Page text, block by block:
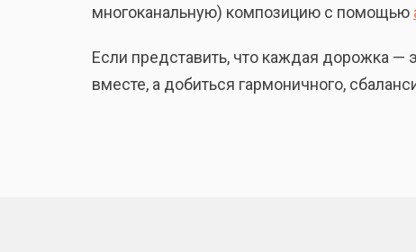
многоканальную) композицию с помощью
Если представить, что каждая дорожка —
вместе, а добиться гармоничного,